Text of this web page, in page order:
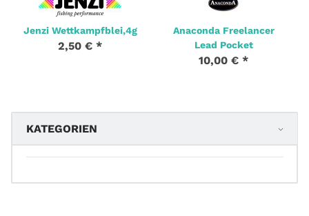
Jenzi Wettkampfblei,4g
2,50 € *
Anaconda Freelancer
Lead Pocket
10,00 € *
KATEGORIEN